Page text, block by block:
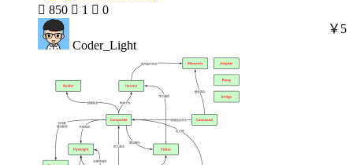
 850  1  0
Coder_Light
￥5